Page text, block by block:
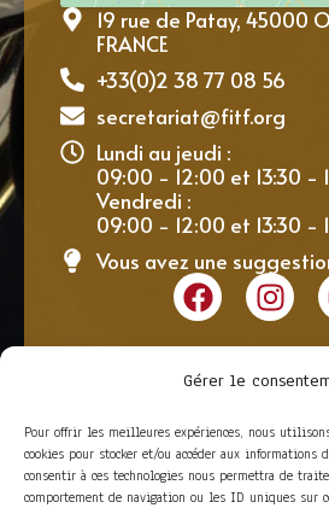
Gérer le
Pour offrir les meilleures expériences, nous
cookies pour stocker et/ou accéder aux informations
consentir à ces technologies nous permettra de
comportement de navigation ou les ID uniques sur
19 rue de Patay, 45000
FRANCE
+33(0)2 38 77 08 56
secretariat@fitf.org
Lundi au jeudi :
09:00 - 12:00 et 13:30 -
Vendredi :
09:00 - 12:00 et 13:30 -
Vous avez une